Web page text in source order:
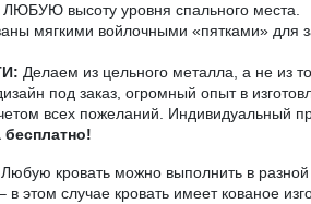
ЛЮБУЮ высоту уровня спального места.
мягкими войлочными «пятками» для
Делаем из цельного металла, а не из
под заказ, огромный опыт в
всех пожеланий. Индивидуальный
бесплатно!
Любую кровать можно выполнить в
в этом случае кровать имеет кованое